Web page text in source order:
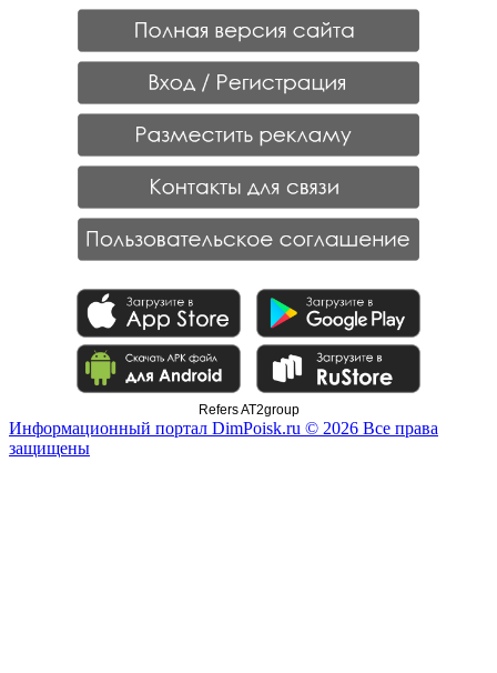
Refers AT2group
Информационный портал DimPoisk.ru © 2026 Все права
защищены